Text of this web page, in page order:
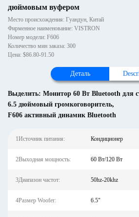
дюймовым вуфером
Место происхождения: Гуандун, Китай
Фирменное наименование: VISTRON
Номер модели: F606
Количество мин заказа: 300
Цена: $86.80-91.50
Деталь
Выделить: Монитор 60 Вт Bluetooth для
6.5 дюймовый громкоговоритель,
F606 активный динамик Bluetooth
1Источник питания: Кондиционер
2Выходная мощность: 60 Вт/120 Вт
3Диапазон частот: 50hz-20khz
4Размер Woofer: 6.5"